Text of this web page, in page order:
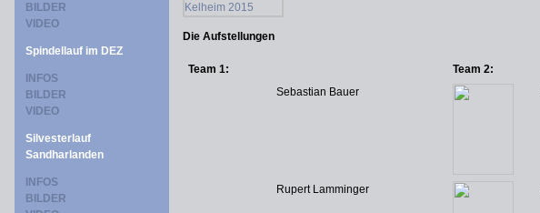
BILDER
VIDEO
Spindellauf im DEZ
INFOS
BILDER
VIDEO
Silvesterlauf
Sandharlanden
INFOS
BILDER
Die Aufstellungen
Team 1:
Team 2:
Sebastian Bauer
Rupert Lamminger